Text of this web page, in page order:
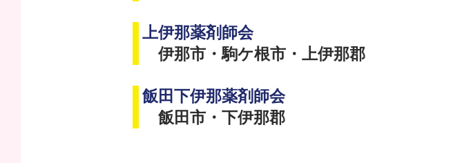
上伊那薬剤師会
伊那市・駒ケ根市・上伊那郡
飯田下伊那薬剤師会
飯田市・下伊那郡